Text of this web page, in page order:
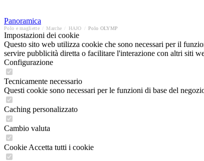
Panoramica
Polo e magliette Marche HAJO Polo OLYMP
Impostazioni dei cookie
Questo sito web utilizza cookie che sono necessari per il
servire pubblicità diretta o facilitare l'interazione con altri siti
Configurazione
Tecnicamente necessario
Questi cookie sono necessari per le funzioni di base del
Caching personalizzato
Cambio valuta
Cookie Accetta tutti i cookie